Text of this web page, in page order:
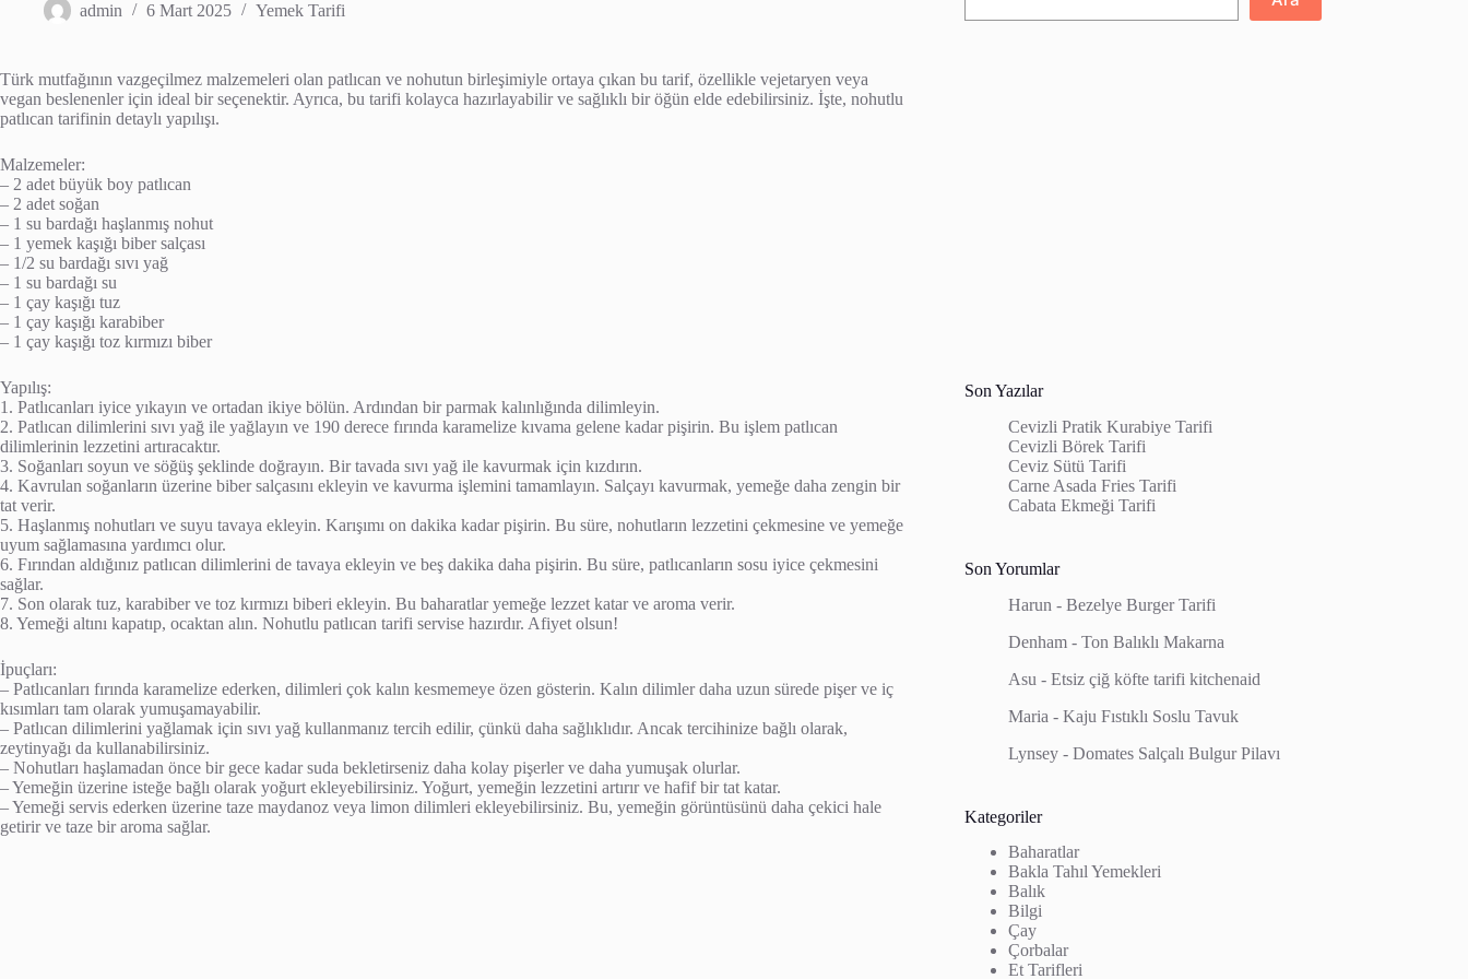
admin 6 Mart 2025 Yemek Tarifi
Türk mutfağının vazgeçilmez malzemeleri olan patlıcan ve nohutun birleşimiyle ortaya çıkan bu tarif, özellikle vejetaryen veya
vegan beslenenler için ideal bir seçenektir. Ayrıca, bu tarifi kolayca hazırlayabilir ve sağlıklı bir öğün elde edebilirsiniz. İşte, nohutlu
patlıcan tarifinin detaylı yapılışı.
Malzemeler:
– 2 adet büyük boy patlıcan
– 2 adet soğan
– 1 su bardağı haşlanmış nohut
– 1 yemek kaşığı biber salçası
– 1/2 su bardağı sıvı yağ
– 1 su bardağı su
– 1 çay kaşığı tuz
– 1 çay kaşığı karabiber
– 1 çay kaşığı toz kırmızı biber
Yapılış:
1. Patlıcanları iyice yıkayın ve ortadan ikiye bölün. Ardından bir parmak kalınlığında dilimleyin.
2. Patlıcan dilimlerini sıvı yağ ile yağlayın ve 190 derece fırında karamelize kıvama gelene kadar pişirin. Bu işlem patlıcan
dilimlerinin lezzetini artıracaktır.
3. Soğanları soyun ve söğüş şeklinde doğrayın. Bir tavada sıvı yağ ile kavurmak için kızdırın.
4. Kavrulan soğanların üzerine biber salçasını ekleyin ve kavurma işlemini tamamlayın. Salçayı kavurmak, yemeğe daha zengin bir
tat verir.
5. Haşlanmış nohutları ve suyu tavaya ekleyin. Karışımı on dakika kadar pişirin. Bu süre, nohutların lezzetini çekmesine ve yemeğe
uyum sağlamasına yardımcı olur.
6. Fırından aldığınız patlıcan dilimlerini de tavaya ekleyin ve beş dakika daha pişirin. Bu süre, patlıcanların sosu iyice çekmesini
sağlar.
7. Son olarak tuz, karabiber ve toz kırmızı biberi ekleyin. Bu baharatlar yemeğe lezzet katar ve aroma verir.
8. Yemeği altını kapatıp, ocaktan alın. Nohutlu patlıcan tarifi servise hazırdır. Afiyet olsun!
İpuçları:
– Patlıcanları fırında karamelize ederken, dilimleri çok kalın kesmemeye özen gösterin. Kalın dilimler daha uzun sürede pişer ve iç
kısımları tam olarak yumuşamayabilir.
– Patlıcan dilimlerini yağlamak için sıvı yağ kullanmanız tercih edilir, çünkü daha sağlıklıdır. Ancak tercihinize bağlı olarak,
zeytinyağı da kullanabilirsiniz.
– Nohutları haşlamadan önce bir gece kadar suda bekletirseniz daha kolay pişerler ve daha yumuşak olurlar.
– Yemeğin üzerine isteğe bağlı olarak yoğurt ekleyebilirsiniz. Yoğurt, yemeğin lezzetini artırır ve hafif bir tat katar.
– Yemeği servis ederken üzerine taze maydanoz veya limon dilimleri ekleyebilirsiniz. Bu, yemeğin görüntüsünü daha çekici hale
getirir ve taze bir aroma sağlar.
Son Yazılar
Cevizli Pratik Kurabiye Tarifi
Cevizli Börek Tarifi
Ceviz Sütü Tarifi
Carne Asada Fries Tarifi
Cabata Ekmeği Tarifi
Son Yorumlar
Harun -Bezelye Burger Tarifi
Denham -Ton Balıklı Makarna
Asu -Etsiz çiğ köfte tarifi kitchenaid
Maria -Kaju Fıstıklı Soslu Tavuk
Lynsey -Domates Salçalı Bulgur Pilavı
Kategoriler
Baharatlar
Bakla Tahıl Yemekleri
Balık
Bilgi
Çay
Çorbalar
Et Tarifleri